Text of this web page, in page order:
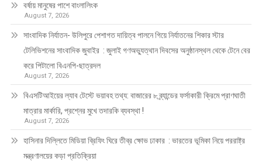
বর্ষায় মানুষের পাশে বাংলালিংক
August 7, 2026
সাংবাদিক নির্যাতন- উলিপুরে পেশাগত দায়িত্ব পালনে গিয়ে নির্যাতনের শিকার স্টার
টেলিভিশনের সাংবাদিক জুবাইর : জুলাই গণঅভ্যুত্থান দিবসের অনুষ্ঠানস্থল থেকে টেনে বের
করে পিটালো বিএনপি-ছাত্রদল
August 7, 2026
বিএসটিআইয়ের ল্যাব টেস্টে ভয়াবহ তথ্য: বাজারের ৮ ব্র্যান্ডের ফর্সাকারী ক্রিমে প্রাণঘাতী
মাত্রার মার্কারি, প্রশ্নের মুখে তদারকি ব্যবস্থা !
August 7, 2026
হাসিনার দিল্লিতে মিডিয়া ব্রিফিং ঘিরে তীব্র ক্ষোভ ঢাকার : ভারতের ভূমিকা নিয়ে পররাষ্ট্র
মন্ত্রণালয়ের কড়া প্রতিক্রিয়া